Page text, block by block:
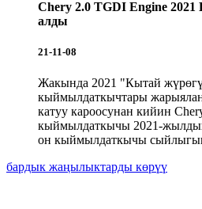
Chery 2.0 TGDI Engine
алды
21-11-08
Жакында 2021 "Кытай
кыймылдаткычтары
катуу кароосунан кийин
кыймылдаткычы 2021-
он кыймылдаткычы
бардык жаңылыктарды көрүү